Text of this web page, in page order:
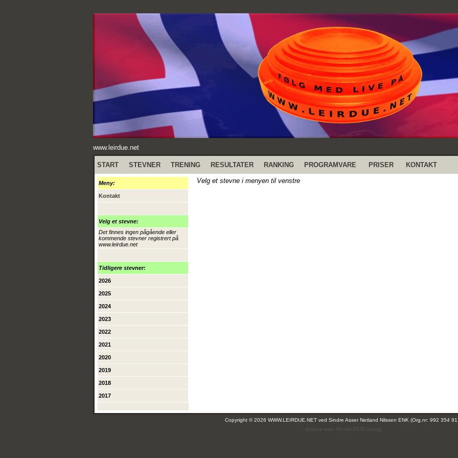
www.leirdue.net
START STEVNER TRENING RESULTATER RANKING PROGRAMVARE PRISER KONTAKT
Meny:
Kontakt
Velg et stevne:
Det finnes ingen pågående eller
kommende stevner registrert på
www.leirdue.net
Tidligere stevner:
2026
2025
2024
2023
2022
2021
2020
2019
2018
2017
Velg et stevne i menyen til venstre
Copyright © 2026 WWW.LEIRDUE.NET ved Sindre Asser Netland Nilssen ENK (Org.nr: 992 354
(leirdue-web-76c49c557b-2xvxg)